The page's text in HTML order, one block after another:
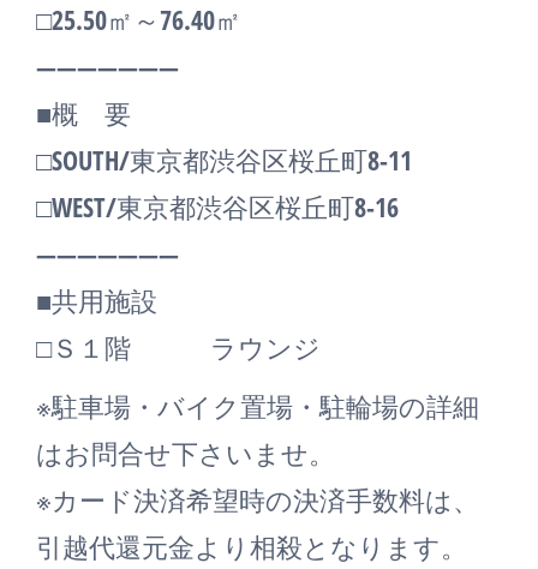
□25.50㎡～76.40㎡
―――――――
■概 要
□SOUTH/東京都渋谷区桜丘町8-11
□WEST/東京都渋谷区桜丘町8-16
―――――――
■共用施設
□Ｓ１階 ラウンジ
※駐車場・バイク置場・駐輪場の詳細
はお問合せ下さいませ。
※カード決済希望時の決済手数料は、
引越代還元金より相殺となります。